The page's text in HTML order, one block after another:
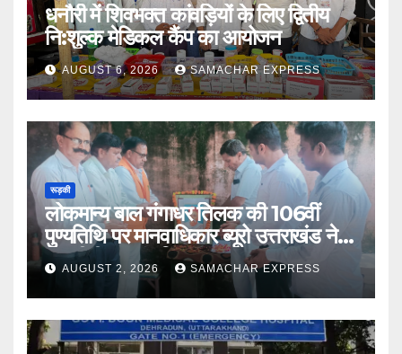
धनौरी में शिवभक्त कांवड़ियों के लिए द्वितीय
नि:शुल्क मेडिकल कैंप का आयोजन
AUGUST 6, 2026 SAMACHAR EXPRESS
रूड़की
लोकमान्य बाल गंगाधर तिलक की 106वीं
पुण्यतिथि पर मानवाधिकार ब्यूरो उत्तराखंड ने दी
भावभीनी श्रद्धांजलि
AUGUST 2, 2026 SAMACHAR EXPRESS